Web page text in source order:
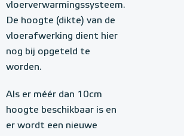
vloerverwarmingssysteem.
De hoogte (dikte) van de
vloerafwerking dient hier
nog bij opgeteld te
worden.
Als er méér dan 10cm
hoogte beschikbaar is en
er wordt een nieuwe